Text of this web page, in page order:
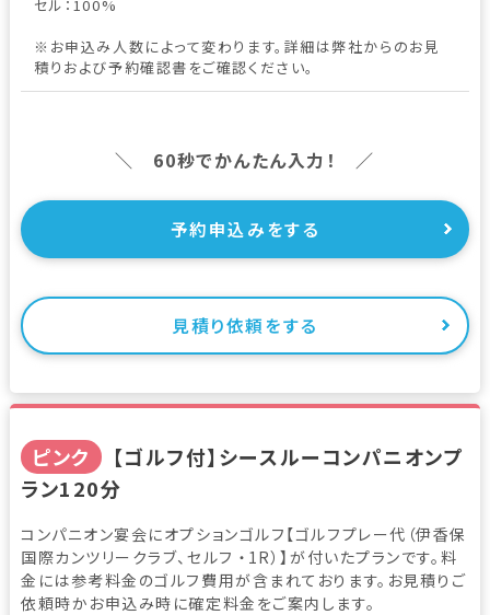
セル：100%
※お申込み人数によって変わります。詳細は弊社からのお見
積りおよび予約確認書をご確認ください。
＼ 60秒でかんたん入力！ ／
予約申込みをする
見積り依頼をする
ピンク
【ゴルフ付】シースルーコンパニオンプ
ラン120分
コンパニオン宴会にオプションゴルフ【ゴルフプレー代（伊香保
国際カンツリークラブ、セルフ ・1R）】が付いたプランです。料
金には参考料金のゴルフ費用が含まれております。お見積りご
依頼時かお申込み時に確定料金をご案内します。